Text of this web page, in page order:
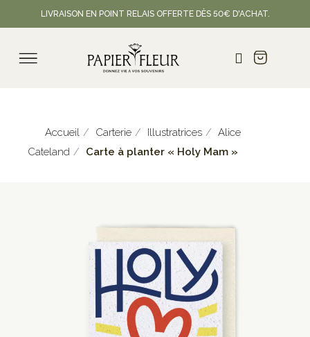
LIVRAISON EN POINT RELAIS OFFERTE DÈS 50€ D'ACHAT.
Accueil Carterie Illustratrices
Alice
Cateland
Carte à planter « Holy Mam »